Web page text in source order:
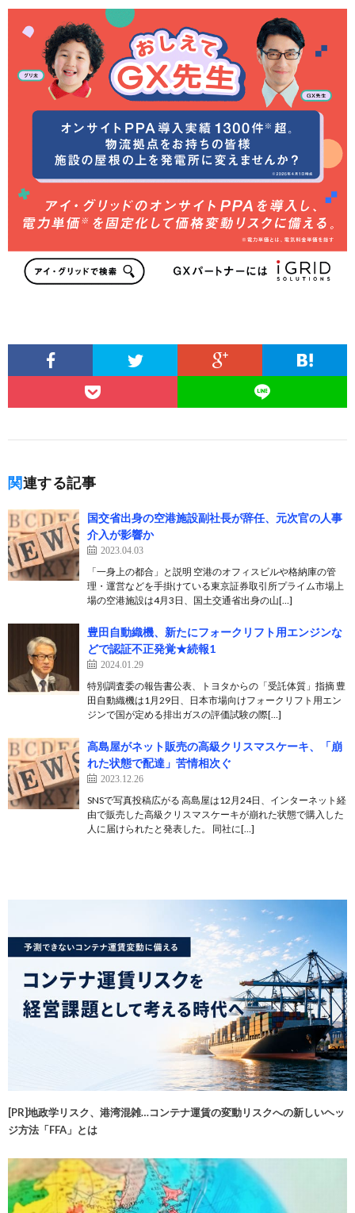
関連する記事
国交省出身の空港施設副社長が辞任、元次官の人事
介入が影響か
2023.04.03
「一身上の都合」と説明 空港のオフィスビルや格納庫の管
理・運営などを手掛けている東京証券取引所プライム市場上
場の空港施設は4月3日、国土交通省出身の山[…]
豊田自動織機、新たにフォークリフト用エンジンな
どで認証不正発覚★続報1
2024.01.29
特別調査委の報告書公表、トヨタからの「受託体質」指摘 豊
田自動織機は1月29日、日本市場向けフォークリフト用エン
ジンで国が定める排出ガスの評価試験の際[…]
高島屋がネット販売の高級クリスマスケーキ、「崩
れた状態で配達」苦情相次ぐ
2023.12.26
SNSで写真投稿広がる 高島屋は12月24日、インターネット経
由で販売した高級クリスマスケーキが崩れた状態で購入した
人に届けられたと発表した。 同社に[…]
[PR]地政学リスク、港湾混雑…コンテナ運賃の変動リスクへの新しいヘッ
ジ方法「FFA」とは